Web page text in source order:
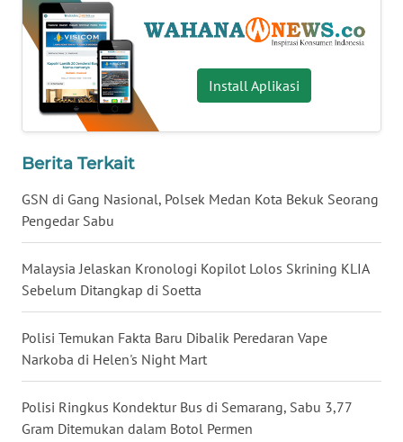
Install Aplikasi
Berita Terkait
GSN di Gang Nasional, Polsek Medan Kota Bekuk Seorang
Pengedar Sabu
Malaysia Jelaskan Kronologi Kopilot Lolos Skrining KLIA
Sebelum Ditangkap di Soetta
Polisi Temukan Fakta Baru Dibalik Peredaran Vape
Narkoba di Helen's Night Mart
Polisi Ringkus Kondektur Bus di Semarang, Sabu 3,77
Gram Ditemukan dalam Botol Permen
WN
BANTEN
WN
NTT
KEPRI
PAPUA
WN
PAPUA
WN
RIAU
WN